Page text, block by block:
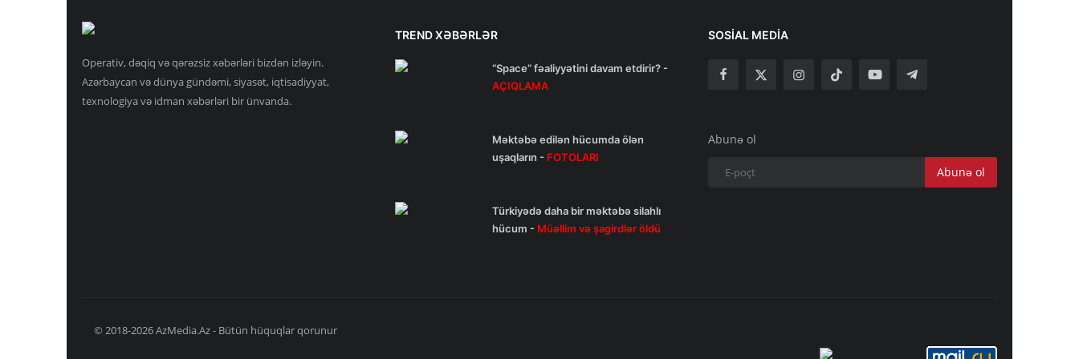
Operativ, dəqiq və qərəzsiz xəbərləri bizdən izləyin.
Azərbaycan və dünya gündəmi, siyasət, iqtisadiyyat,
texnologiya və idman xəbərləri bir ünvanda.
TREND XƏBƏRLƏR
“Space” fəaliyyətini davam etdirir? -
AÇIQLAMA
Məktəbə edilən hücumda ölən
uşaqların - FOTOLARI
Türkiyədə daha bir məktəbə silahlı
hücum - Müəllim və şagirdlər öldü
SOSIAL MEDIA
Abunə ol
Abunə ol
© 2018-2026 AzMedia.Az - Bütün hüquqlar qorunur